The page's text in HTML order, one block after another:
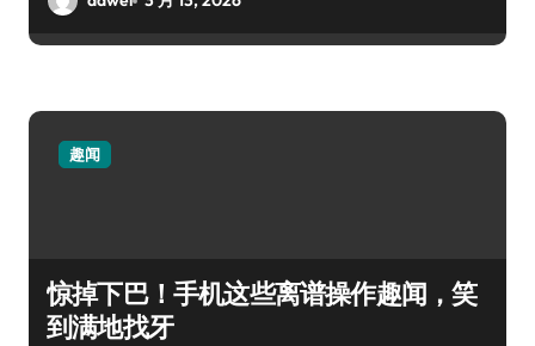
趣闻
惊掉下巴！手机这些离谱操作趣闻，笑
到满地找牙